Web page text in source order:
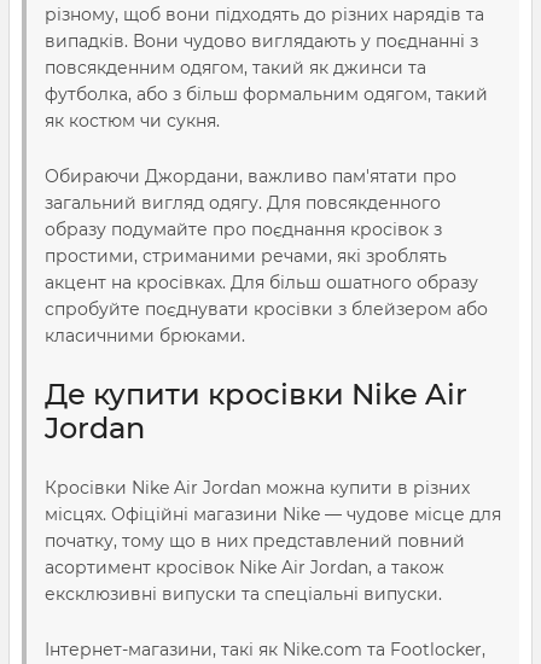
різному, щоб вони підходять до різних нарядів та
випадків. Вони чудово виглядають у поєднанні з
повсякденним одягом, такий як джинси та
футболка, або з більш формальним одягом, такий
як костюм чи сукня.
Обираючи Джордани, важливо пам'ятати про
загальний вигляд одягу. Для повсякденного
образу подумайте про поєднання кросівок з
простими, стриманими речами, які зроблять
акцент на кросівках. Для більш ошатного образу
спробуйте поєднувати кросівки з блейзером або
класичними брюками.
Де купити кросівки Nike Air
Jordan
Кросівки Nike Air Jordan можна купити в різних
місцях. Офіційні магазини Nike — чудове місце для
початку, тому що в них представлений повний
асортимент кросівок Nike Air Jordan, а також
ексклюзивні випуски та спеціальні випуски.
Інтернет-магазини, такі як Nike.com та Footlocker,